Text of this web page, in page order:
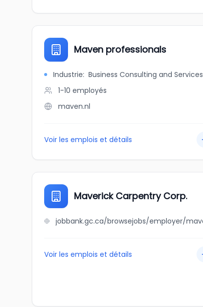
Maven professionals
Industrie: Business Consulting and Services
1-10 employés
maven.nl
Voir les emplois et détails
Maverick Carpentry Corp.
Voir les emplois et détails